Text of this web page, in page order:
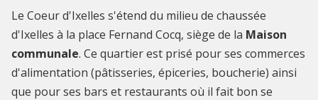
Le Coeur d'Ixelles s'étend du milieu de chaussée
d'Ixelles à la place Fernand Cocq, siège de la Maison
communale. Ce quartier est prisé pour ses commerces
d'alimentation (pâtisseries, épiceries, boucherie) ainsi
que pour ses bars et restaurants où il fait bon se